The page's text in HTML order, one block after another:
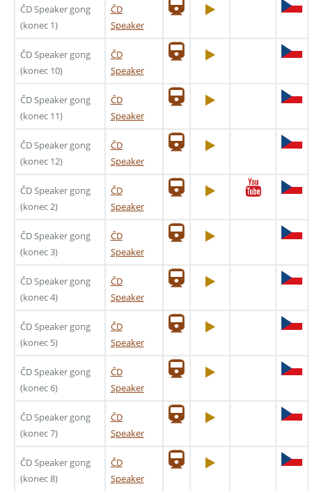
ČD Speaker gong
(konec 1)
ČD
Speaker
ČD Speaker gong
(konec 10)
ČD
Speaker
ČD Speaker gong
(konec 11)
ČD
Speaker
ČD Speaker gong
(konec 12)
ČD
Speaker
ČD Speaker gong
(konec 2)
ČD
Speaker
ČD Speaker gong
(konec 3)
ČD
Speaker
ČD Speaker gong
(konec 4)
ČD
Speaker
ČD Speaker gong
(konec 5)
ČD
Speaker
ČD Speaker gong
(konec 6)
ČD
Speaker
ČD Speaker gong
(konec 7)
ČD
Speaker
ČD Speaker gong
(konec 8)
ČD
Speaker